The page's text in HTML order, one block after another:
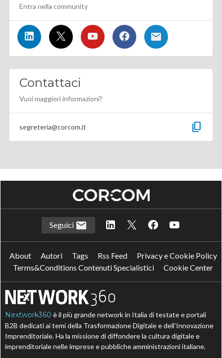
Entra nella community
Contattaci
Vuoi maggiori informazioni?
segreteria@corcom.it content_copy
Seguici
About Autori Tags Rss Feed
Privacy e Cookie Policy
Terms&Conditions Contenuti Specialistici
Cookie Center
Nextwork360 è il più grande network in Italia di testate e portali
B2B dedicati ai temi della Trasformazione Digitale e dell’Innovazione
Imprenditoriale. Ha la missione di diffondere la cultura digitale e
imprenditoriale nelle imprese e pubbliche amministrazioni italiane.